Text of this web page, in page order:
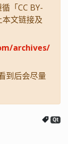
「CC BY-
文链接及
archives/
到后会尽量
Qt